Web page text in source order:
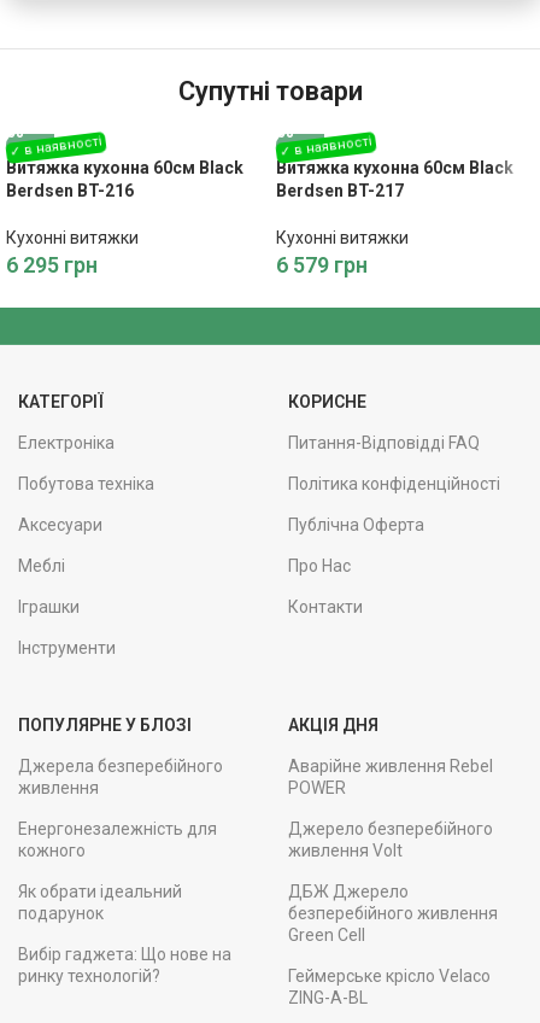
Супутні товари
Витяжка кухонна 60см Black
Berdsen BT-216
Кухонні витяжки
6 295 грн
Витяжка кухонна 60см Black
Berdsen BT-217
Кухонні витяжки
6 579 грн
КАТЕГОРІЇ
Електроніка
Побутова техніка
Аксесуари
Меблі
Іграшки
Інструменти
КОРИСНЕ
Питання-Відповідді FAQ
Політика конфіденційності
Публічна Оферта
Про Нас
Контакти
ПОПУЛЯРНЕ У БЛОЗІ
Джерела безперебійного
живлення
Енергонезалежність для
кожного
Як обрати ідеальний
подарунок
Вибір гаджета: Що нове на
ринку технологій?
АКЦІЯ ДНЯ
Аварійне живлення Rebel
POWER
Джерело безперебійного
живлення Volt
ДБЖ Джерело
безперебійного живлення
Green Cell
Геймерське крісло Velaco
ZING-A-BL